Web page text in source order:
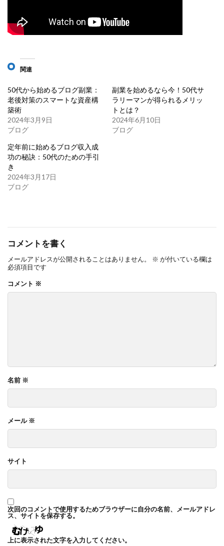
関連
50代から始めるブログ副業：
老後対策のスマートな資産構
築術
2024年3月9日
ブログ
副業を始めるなら今！50代サ
ラリーマンが得られるメリッ
トとは？
2024年6月10日
ブログ
定年前に始めるブログ収入成
功の秘訣：50代のための手引
き
2024年3月17日
ブログ
コメントを書く
メールアドレスが公開されることはありません。 ※ が付いている欄は
必須項目です
コメント ※
名前 ※
メール ※
サイト
次回のコメントで使用するためブラウザーに自分の名前、メールアドレ
ス、サイトを保存する。
上に表示された文字を入力してください。